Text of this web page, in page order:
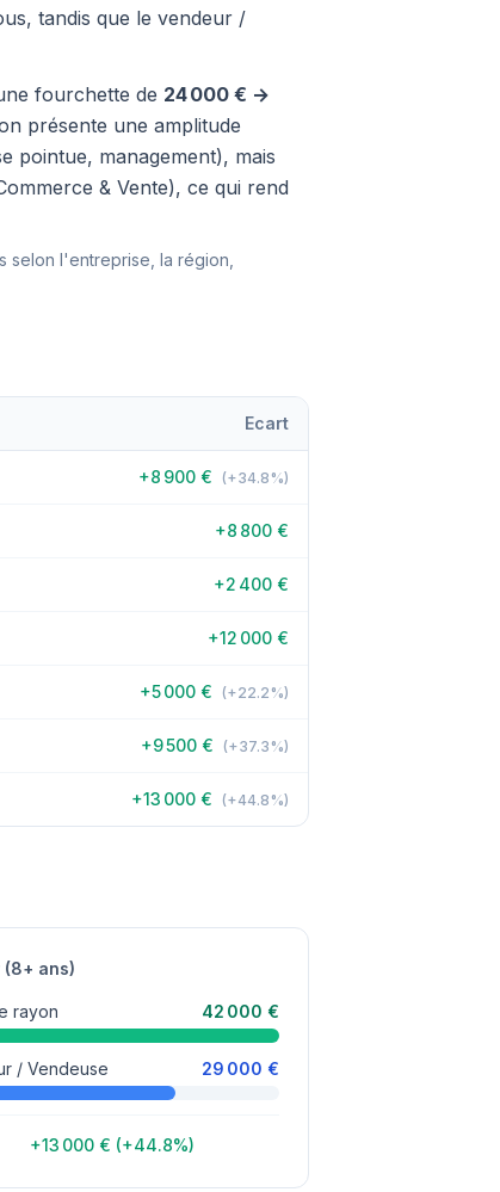
tandis que le vendeur /
fourchette de 24 000 € →
présente une amplitude
pointue, management), mais
& Vente), ce qui rend
selon l'entreprise, la région,
Ecart
+8 900 € (+34.8%)
+8 800 €
+2 400 €
+12 000 €
+5 000 € (+22.2%)
+9 500 € (+37.3%)
+13 000 € (+44.8%)
ans)
rayon 42 000 €
/ Vendeuse 29 000 €
+13 000 € (+44.8%)